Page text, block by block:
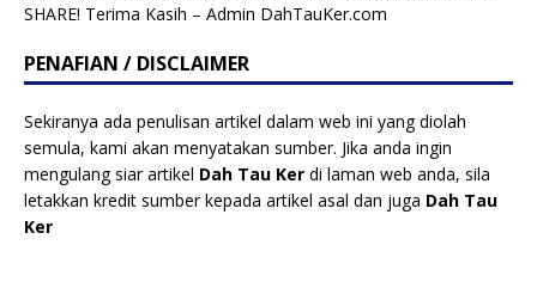
SHARE! Terima Kasih – Admin DahTauKer.com
PENAFIAN / DISCLAIMER
Sekiranya ada penulisan artikel dalam web ini yang diolah
semula, kami akan menyatakan sumber. Jika anda ingin
mengulang siar artikel Dah Tau Ker di laman web anda, sila
letakkan kredit sumber kepada artikel asal dan juga Dah Tau
Ker